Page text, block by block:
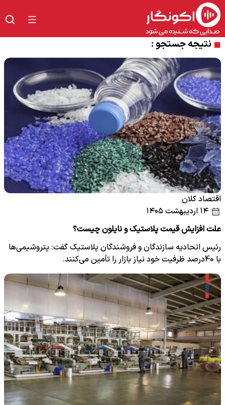
نتیجه جستجو :
اقتصاد کلان
علت افزایش قیمت پلاستیک و نایلون چیست؟
رئیس اتحادیه سازندگان و فروشندگان پلاستیک گفت: پتروشیمی‌ها
با 40درصد ظرفیت خود نیاز بازار را تأمین می‌کنند.